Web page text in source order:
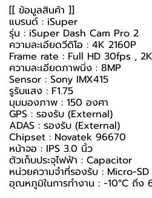
[[ ข้อมูลสินค้า ]]
แบรนด์ : iSuper
รุ่น : iSuper Dash Cam Pro 2
ความละเอียดวีดิโอ : 4K 2160P
Frame rate : Full HD 30fps ,
ความละเอียดภาพนิ่ง : 8MP
Sensor : Sony IMX415
รูรับแสง : F1.75
มุมมองภาพ : 150 องศา
GPS : รองรับ (External)
ADAS : รองรับ (External)
Chipset : Novatek 96670
หน้าจอ : IPS 3.0 นิ้ว
ตัวเก็บประจุไฟฟ้า : Capacitor
หน่วยความจำที่รองรับ : Micro-
อุณหภูมิในการทำงาน : -10°C ถึง